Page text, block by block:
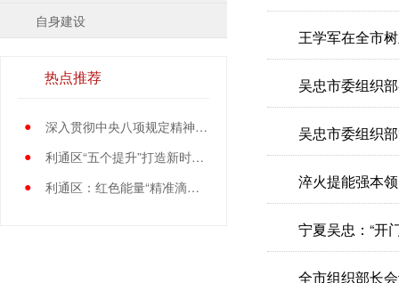
自身建设
热点推荐
●
深入贯彻中央八项规定精神学习教育中央指导组暨中央层面工作专班总结会议召开
●
利通区“五个提升”打造新时代党员先锋队伍
●
利通区：红色能量“精准滴灌”基层党员
王学军在全市
吴忠市委组织
吴忠市委组织
淬火提能强本
宁夏吴忠：“开
全市组织部长